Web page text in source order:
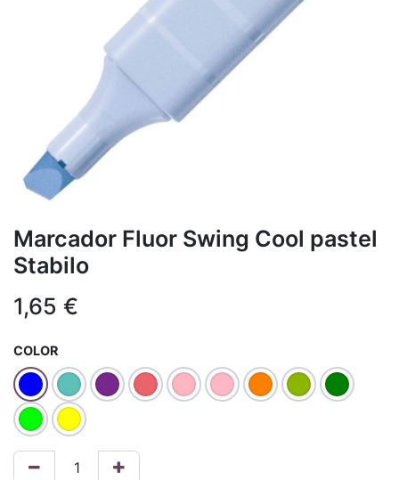
Marcador Fluor Swing Cool pastel
Stabilo
1,65 €
COLOR